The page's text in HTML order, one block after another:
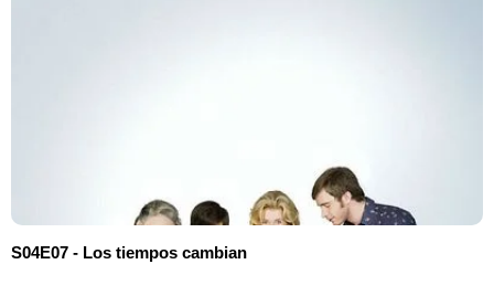
S04E07 - Los tiempos cambian